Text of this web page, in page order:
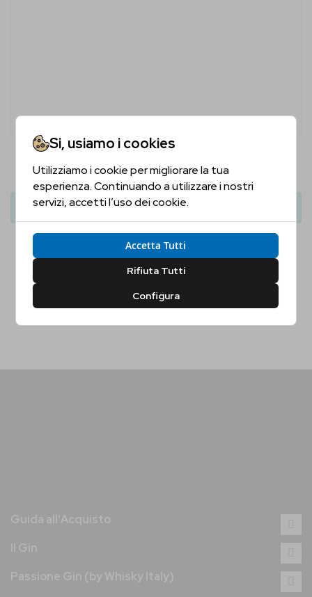
34,00 €
Aggiungi Al Carrello
Guida all'Acquisto
Il Gin
Passione Gin (by Whisky Italy)
Si, usiamo i cookies
Utilizziamo i cookie per migliorare la tua
esperienza. Continuando a utilizzare i nostri
servizi, accetti l’uso dei cookie.
Accetta Tutti
Rifiuta Tutti
Configura
Sei Maggiorenne?
Sì, Confermo No, Non Confermo